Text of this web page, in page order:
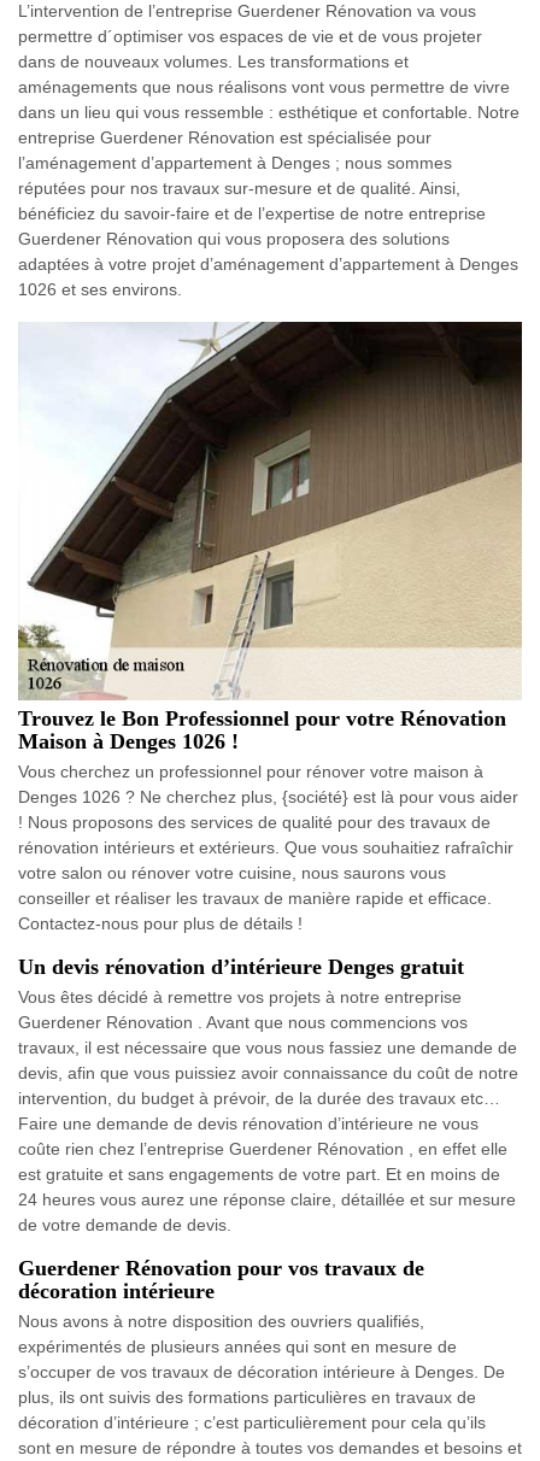
L’intervention de l’entreprise Guerdener Rénovation va vous
permettre d´optimiser vos espaces de vie et de vous projeter
dans de nouveaux volumes. Les transformations et
aménagements que nous réalisons vont vous permettre de vivre
dans un lieu qui vous ressemble : esthétique et confortable. Notre
entreprise Guerdener Rénovation est spécialisée pour
l’aménagement d’appartement à Denges ; nous sommes
réputées pour nos travaux sur-mesure et de qualité. Ainsi,
bénéficiez du savoir-faire et de l’expertise de notre entreprise
Guerdener Rénovation qui vous proposera des solutions
adaptées à votre projet d’aménagement d’appartement à Denges
1026 et ses environs.
Trouvez le Bon Professionnel pour votre Rénovation
Maison à Denges 1026 !
Vous cherchez un professionnel pour rénover votre maison à
Denges 1026 ? Ne cherchez plus, {société} est là pour vous aider
! Nous proposons des services de qualité pour des travaux de
rénovation intérieurs et extérieurs. Que vous souhaitiez rafraîchir
votre salon ou rénover votre cuisine, nous saurons vous
conseiller et réaliser les travaux de manière rapide et efficace.
Contactez-nous pour plus de détails !
Un devis rénovation d’intérieure Denges gratuit
Vous êtes décidé à remettre vos projets à notre entreprise
Guerdener Rénovation . Avant que nous commencions vos
travaux, il est nécessaire que vous nous fassiez une demande de
devis, afin que vous puissiez avoir connaissance du coût de notre
intervention, du budget à prévoir, de la durée des travaux etc…
Faire une demande de devis rénovation d’intérieure ne vous
coûte rien chez l’entreprise Guerdener Rénovation , en effet elle
est gratuite et sans engagements de votre part. Et en moins de
24 heures vous aurez une réponse claire, détaillée et sur mesure
de votre demande de devis.
Guerdener Rénovation pour vos travaux de
décoration intérieure
Nous avons à notre disposition des ouvriers qualifiés,
expérimentés de plusieurs années qui sont en mesure de
s’occuper de vos travaux de décoration intérieure à Denges. De
plus, ils ont suivis des formations particulières en travaux de
décoration d’intérieure ; c’est particulièrement pour cela qu’ils
sont en mesure de répondre à toutes vos demandes et besoins et